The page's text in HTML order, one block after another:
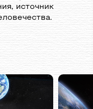
источник